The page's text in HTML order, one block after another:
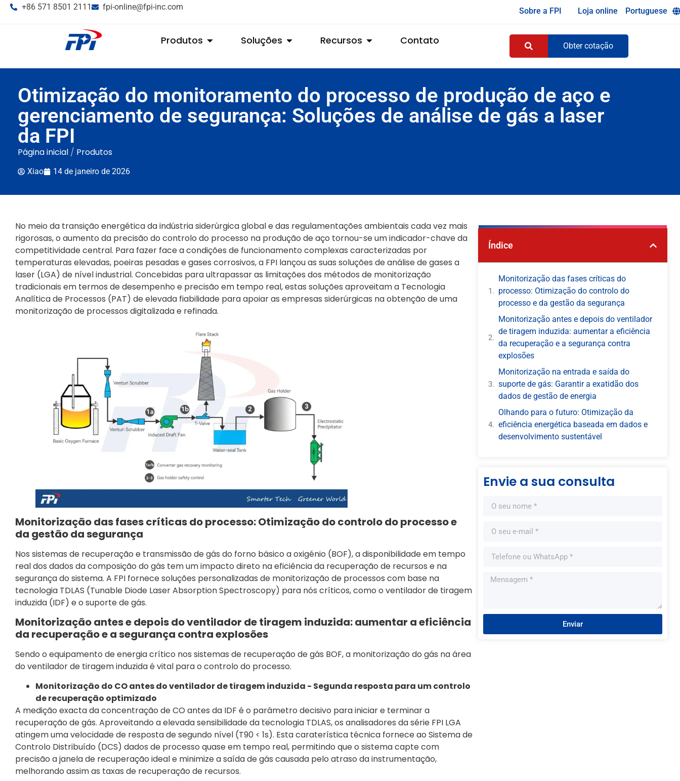
+86 571 8501 2111 fpi-online@fpi-inc.com Sobre a FPI Loja online Portuguese
Produtos Soluções Recursos Contato Obter cotação
Otimização do monitoramento do processo de produção de aço e
gerenciamento de segurança: Soluções de análise de gás a laser
da FPI
Página inicial/ Produtos
Xiao 14 de janeiro de 2026
No meio da transição energética da indústria siderúrgica global e das regulamentações ambientais cada vez mais
rigorosas, o aumento da precisão do controlo do processo na produção de aço tornou-se um indicador-chave da
competitividade central. Para fazer face a condições de funcionamento complexas caracterizadas por
temperaturas elevadas, poeiras pesadas e gases corrosivos, a FPI lançou as suas soluções de análise de gases a
laser (LGA) de nível industrial. Concebidas para ultrapassar as limitações dos métodos de monitorização
tradicionais em termos de desempenho e precisão em tempo real, estas soluções aproveitam a Tecnologia
Analítica de Processos (PAT) de elevada fiabilidade para apoiar as empresas siderúrgicas na obtenção de uma
monitorização de processos digitalizada e refinada.
Monitorização das fases críticas do processo: Otimização do controlo do processo e
da gestão da segurança
Nos sistemas de recuperação e transmissão de gás do forno básico a oxigénio (BOF), a disponibilidade em tempo
real dos dados da composição do gás tem um impacto direto na eficiência da recuperação de recursos e na
segurança do sistema. A FPI fornece soluções personalizadas de monitorização de processos com base na
tecnologia TDLAS (Tunable Diode Laser Absorption Spectroscopy) para nós críticos, como o ventilador de tiragem
induzida (IDF) e o suporte de gás.
Monitorização antes e depois do ventilador de tiragem induzida: aumentar a eficiência
da recuperação e a segurança contra explosões
Sendo o equipamento de energia crítico nos sistemas de recuperação de gás BOF, a monitorização do gás na área
do ventilador de tiragem induzida é vital para o controlo do processo.
Monitorização do CO antes do ventilador de tiragem induzida - Segunda resposta para um controlo
de recuperação optimizado
A medição exacta da concentração de CO antes da IDF é o parâmetro decisivo para iniciar e terminar a
recuperação de gás. Aproveitando a elevada sensibilidade da tecnologia TDLAS, os analisadores da série FPI LGA
atingem uma velocidade de resposta de segundo nível (T90 < 1s). Esta caraterística técnica fornece ao Sistema de
Controlo Distribuído (DCS) dados de processo quase em tempo real, permitindo que o sistema capte com
precisão a janela de recuperação ideal e minimize a saída de gás causada pelo atraso da instrumentação,
melhorando assim as taxas de recuperação de recursos.
Índice
Monitorização das fases críticas do
processo: Otimização do controlo do
processo e da gestão da segurança
Monitorização antes e depois do ventilador
de tiragem induzida: aumentar a eficiência
da recuperação e a segurança contra
explosões
Monitorização na entrada e saída do
suporte de gás: Garantir a exatidão dos
dados de gestão de energia
Olhando para o futuro: Otimização da
eficiência energética baseada em dados e
desenvolvimento sustentável
Envie a sua consulta
Enviar